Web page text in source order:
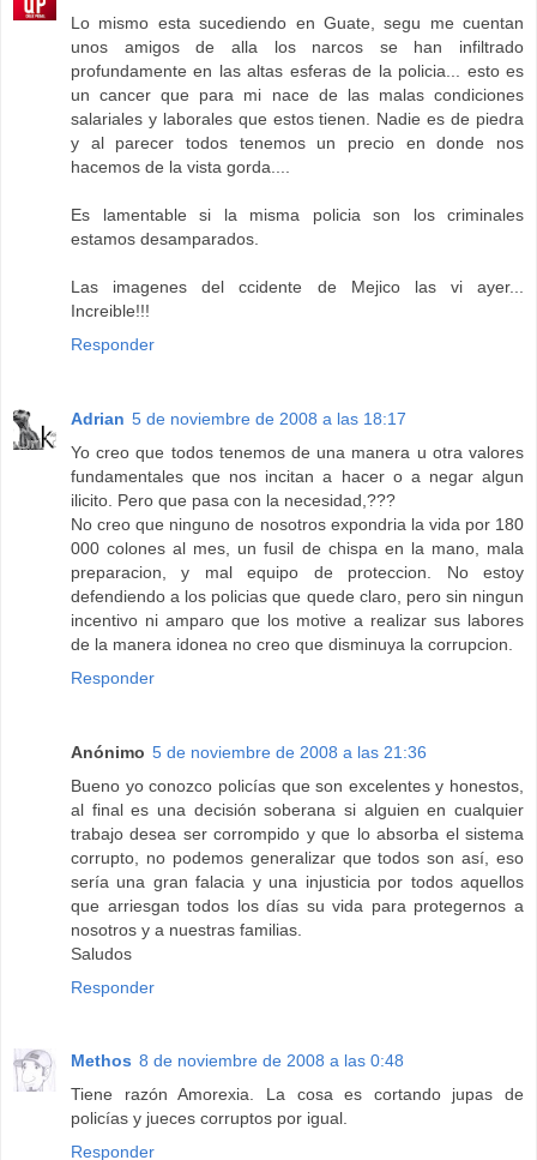
Lo mismo esta sucediendo en Guate, segu me cuentan
unos amigos de alla los narcos se han infiltrado
profundamente en las altas esferas de la policia... esto es
un cancer que para mi nace de las malas condiciones
salariales y laborales que estos tienen. Nadie es de piedra
y al parecer todos tenemos un precio en donde nos
hacemos de la vista gorda....
Es lamentable si la misma policia son los criminales
estamos desamparados.
Las imagenes del ccidente de Mejico las vi ayer...
Increible!!!
Responder
Adrian 5 de noviembre de 2008 a las 18:17
Yo creo que todos tenemos de una manera u otra valores
fundamentales que nos incitan a hacer o a negar algun
ilicito. Pero que pasa con la necesidad,???
No creo que ninguno de nosotros expondria la vida por 180
000 colones al mes, un fusil de chispa en la mano, mala
preparacion, y mal equipo de proteccion. No estoy
defendiendo a los policias que quede claro, pero sin ningun
incentivo ni amparo que los motive a realizar sus labores
de la manera idonea no creo que disminuya la corrupcion.
Responder
Anónimo 5 de noviembre de 2008 a las 21:36
Bueno yo conozco policías que son excelentes y honestos,
al final es una decisión soberana si alguien en cualquier
trabajo desea ser corrompido y que lo absorba el sistema
corrupto, no podemos generalizar que todos son así, eso
sería una gran falacia y una injusticia por todos aquellos
que arriesgan todos los días su vida para protegernos a
nosotros y a nuestras familias.
Saludos
Responder
Methos 8 de noviembre de 2008 a las 0:48
Tiene razón Amorexia. La cosa es cortando jupas de
policías y jueces corruptos por igual.
Responder